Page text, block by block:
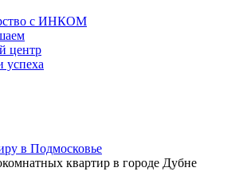
с ИНКОМ
центр
успеха
в Подмосковье
квартир в городе Дубне